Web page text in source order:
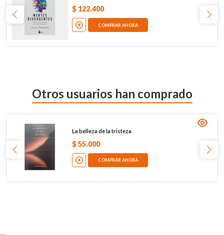
$ 122.400
COMPRAR AHORA
Otros usuarios han comprado
La belleza de la tristeza
$ 55.000
COMPRAR AHORA